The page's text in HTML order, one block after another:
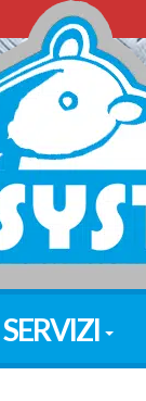
SERVIZI